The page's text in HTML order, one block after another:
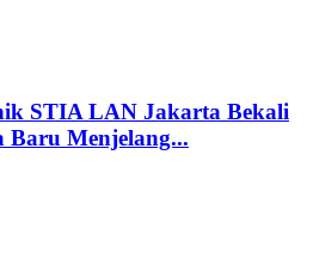
STIA LAN Jakarta Bekali
Baru Menjelang...